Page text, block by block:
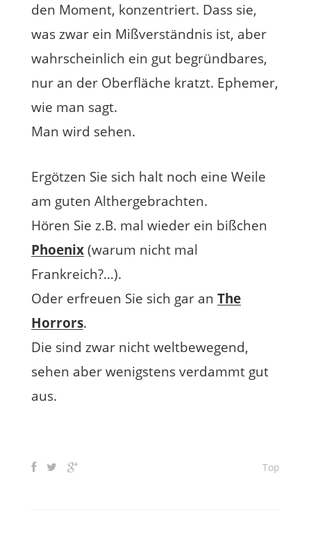
den Moment, konzentriert. Dass sie,
was zwar ein Mißverständnis ist, aber
wahrscheinlich ein gut begründbares,
nur an der Oberfläche kratzt. Ephemer,
wie man sagt.
Man wird sehen.
Ergötzen Sie sich halt noch eine Weile
am guten Althergebrachten.
Hören Sie z.B. mal wieder ein bißchen
Phoenix(warum nicht mal
Frankreich?…).
Oder erfreuen Sie sich gar an The
Horrors.
Die sind zwar nicht weltbewegend,
sehen aber wenigstens verdammt gut
aus.
Top